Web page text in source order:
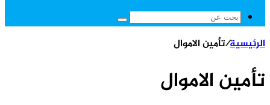
بحث
الرئيسية/تأمين الاموال
تأمين الاموال